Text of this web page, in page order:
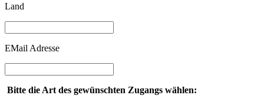
Land
EMail Adresse
Bitte die Art des gewünschten Zugangs wählen: